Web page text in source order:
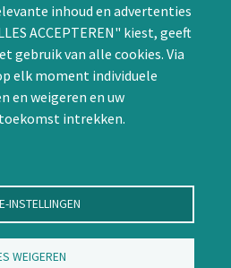
inhoud en advertenties
ACCEPTEREN" kiest, geeft
gebruik van alle cookies. Via
elk moment individuele
en weigeren en uw
intrekken.
INSTELLINGEN
WEIGEREN